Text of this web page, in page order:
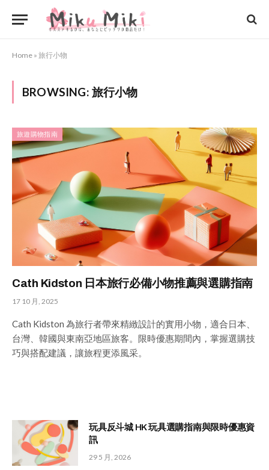
Home » 旅行小物
BROWSING: 旅行小物
旅遊購物指南
Cath Kidston 日本旅行必備小物推薦與選購指南
17 10 月, 2025
Cath Kidston 為旅行者帶來精緻設計的實用小物，適合日本、
台灣、韓國與東南亞地區旅客。限時優惠期間內，掌握選購技
巧與搭配建議，讓旅程更添風采。
玩具反斗城 HK 玩具選購指南與限時優惠資
訊
29 5 月, 2026